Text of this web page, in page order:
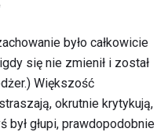
było całkowicie
się nie zmienił i został
Większość
okrutnie krytykują,
był głupi, prawdopodobnie